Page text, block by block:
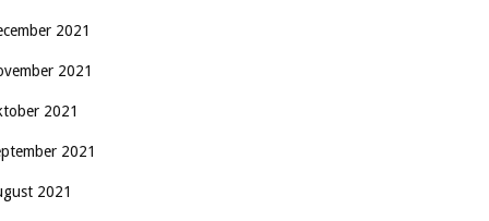
2021
2021
2021
2021
2021